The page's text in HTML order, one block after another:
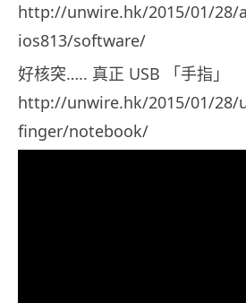
http://unwire.hk/2015/01/28/
ios813/software/
好核突….. 真正 USB 「手指」
http://unwire.hk/2015/01/28/
finger/notebook/